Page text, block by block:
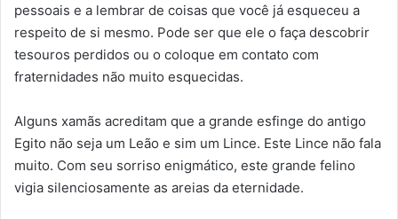
pessoais e a lembrar de coisas que você já esqueceu a
respeito de si mesmo. Pode ser que ele o faça descobrir
tesouros perdidos ou o coloque em contato com
fraternidades não muito esquecidas.
Alguns xamãs acreditam que a grande esfinge do antigo
Egito não seja um Leão e sim um Lince. Este Lince não fala
muito. Com seu sorriso enigmático, este grande felino
vigia silenciosamente as areias da eternidade.